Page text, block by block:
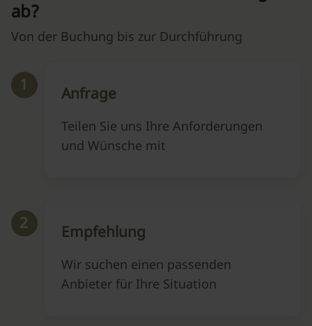
ab?
Von der Buchung bis zur Durchführung
1 Anfrage
Teilen Sie uns Ihre Anforderungen
und Wünsche mit
2 Empfehlung
Wir suchen einen passenden
Anbieter für Ihre Situation